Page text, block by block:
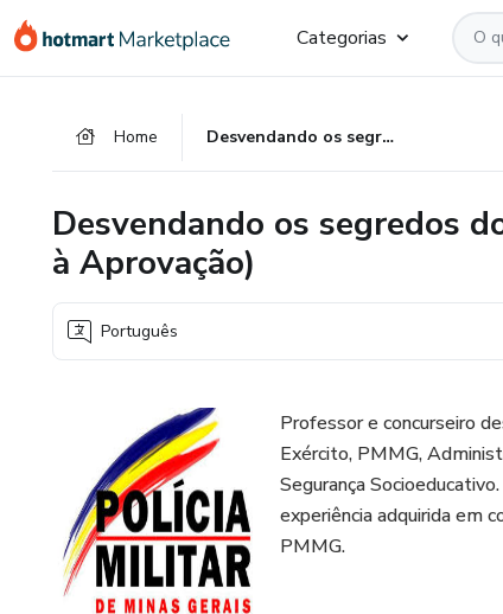
para
para
para
Categorias
Home Desvendando os segredos do Exame Psicológico PMMG (Rumo à Aprovação)
Desvendando os segredos
à Aprovação)
Português
Professor e concurseiro
Exército, PMMG,
Segurança
experiência adquirida em
PMMG.